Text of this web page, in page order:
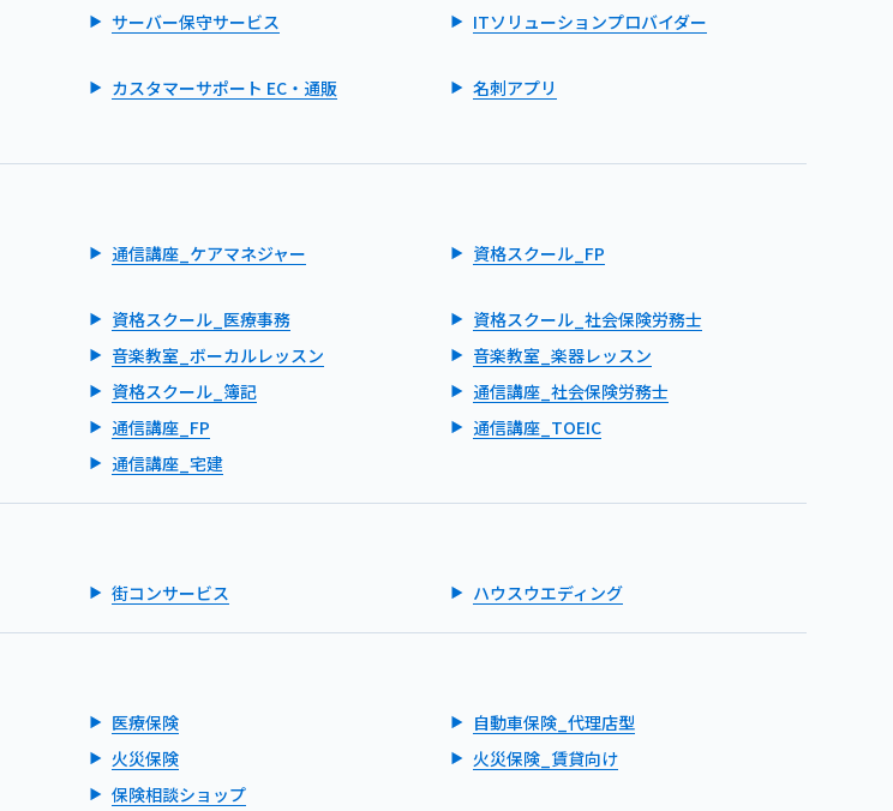
サーバー保守サービス ITソリューションプロバイダー
カスタマーサポート EC・通販
名刺アプリ
通信講座_ケアマネジャー 資格スクール_FP
資格スクール_医療事務
資格スクール_社会保険労務士
音楽教室_ボーカルレッスン
音楽教室_楽器レッスン
資格スクール_簿記
通信講座_社会保険労務士
通信講座_FP
通信講座_TOEIC
通信講座_宅建
街コンサービス ハウスウエディング
医療保険
自動車保険_代理店型
火災保険
火災保険_賃貸向け
保険相談ショップ